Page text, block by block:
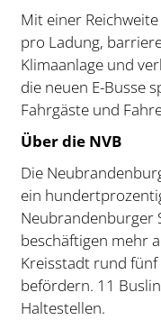
Mit einer
pro Ladung,
Klimaanlage und
die neuen E-Busse
Fahrgäste und
Über die NVB
Die
ein
Neubrandenburger
beschäftigen mehr
Kreisstadt rund fünf
befördern. 11
Haltestellen.